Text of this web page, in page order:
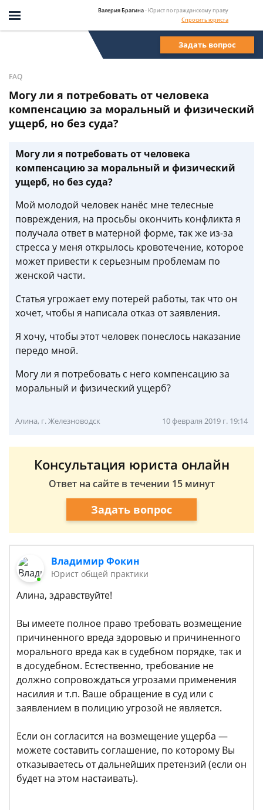
Валерия Брагина- Юрист по гражданскому праву
Спросить юриста
Задать вопрос
FAQ
Могу ли я потребовать от человека
компенсацию за моральный и физический
ущерб, но без суда?
Могу ли я потребовать от человека
компенсацию за моральный и физический
ущерб, но без суда?
Мой молодой человек нанёс мне телесные
повреждения, на просьбы окончить конфликта я
получала ответ в матерной форме, так же из-за
стресса у меня открылось кровотечение, которое
может привести к серьезным проблемам по
женской части.
Статья угрожает ему потерей работы, так что он
хочет, чтобы я написала отказ от заявления.
Я хочу, чтобы этот человек понеслось наказание
передо мной.
Могу ли я потребовать с него компенсацию за
моральный и физический ущерб?
Алина, г. Железноводск 10 февраля 2019 г. 19:14
Консультация юриста онлайн
Ответ на сайте в течении 15 минут
Задать вопрос
Владимир Фокин
Юрист общей практики
Алина, здравствуйте!
Вы имеете полное право требовать возмещение
причиненного вреда здоровью и причиненного
морального вреда как в судебном порядке, так и
в досудебном. Естественно, требование не
должно сопровождаться угрозами применения
насилия и т.п. Ваше обращение в суд или с
заявлением в полицию угрозой не является.
Если он согласится на возмещение ущерба —
можете составить соглашение, по которому Вы
отказываетесь от дальнейших претензий (если он
будет на этом настаивать).